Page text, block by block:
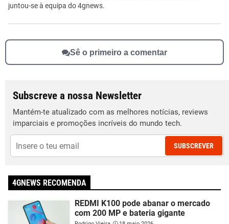
juntou-se à equipa do 4gnews.
Sê o primeiro a comentar
Subscreve a nossa Newsletter
Mantém-te atualizado com as melhores notícias, reviews
imparciais e promoções incríveis do mundo tech.
SUBSCREVER
4GNEWS RECOMENDA
REDMI K100 pode abanar o mercado
com 200 MP e bateria gigante